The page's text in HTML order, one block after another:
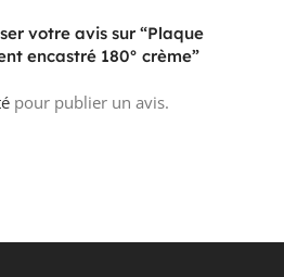
votre avis sur “Plaque
encastré 180° crème”
pour publier un avis.